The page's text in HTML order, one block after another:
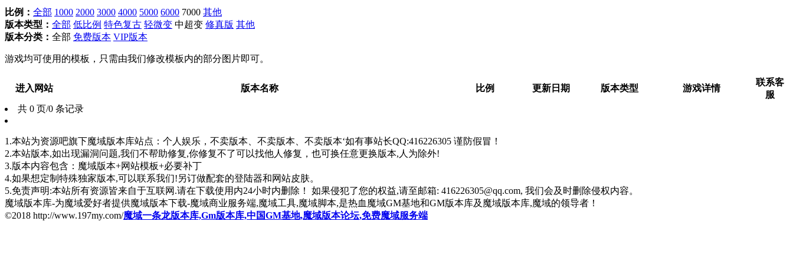
比例： 全部 1000 2000 3000 4000 5000 6000 7000 其他
版本类型： 全部 低比例 特色复古 轻微变 中超变 修真版 其他
版本分类： 全部 免费版本 VIP版本
游戏均可使用的模板，只需由我们修改模板内的部分图片即可。
进入网站 版本名称 比例 更新日期 版本类型 游戏详情
联系客
服
共 0 页/0 条记录
1.本站为资源吧旗下魔域版本库站点：个人娱乐，不卖版本、不卖版本、不卖版本‘如有事站长QQ:416226305 谨防假冒！
2.本站版本,如出现漏洞问题,我们不帮助修复,你修复不了可以找他人修复，也可换任意更换版本,人为除外!
3.版本内容包含：魔域版本+网站模板+必要补丁
4.如果想定制特殊独家版本,可以联系我们!另订做配套的登陆器和网站皮肤。
5.免责声明:本站所有资源皆来自于互联网.请在下载使用内24小时内删除！ 如果侵犯了您的权益,请至邮箱: 416226305@qq.com, 我们会及时删除侵权内容。
魔域版本库-为魔域爱好者提供魔域版本下载-魔域商业服务端,魔域工具,魔域脚本,是热血魔域GM基地和GM版本库及魔域版本库,魔域的领导者！
©2018 http://www.197my.com/魔域一条龙版本库,Gm版本库,中国GM基地,魔域版本论坛,免费魔域服务端